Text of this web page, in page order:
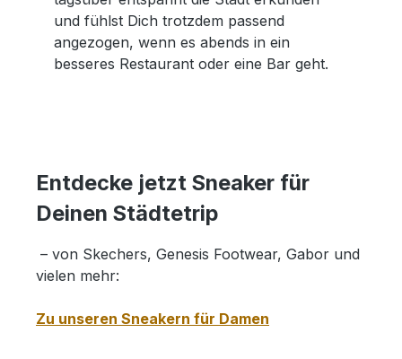
und fühlst Dich trotzdem passend
angezogen, wenn es abends in ein
besseres Restaurant oder eine Bar geht.
Entdecke jetzt Sneaker für
Deinen Städtetrip
– von Skechers, Genesis Footwear, Gabor und
vielen mehr:
Zu unseren Sneakern für Damen